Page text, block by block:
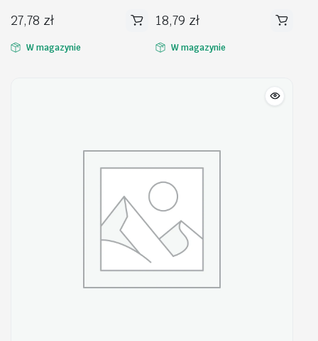
Rozmiar pierścionków: US8
27,78 zł
W magazynie
pierścionków: US6 EU11
18,79 zł
W magazynie